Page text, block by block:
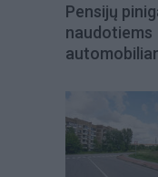
Pensijų
naudotiems